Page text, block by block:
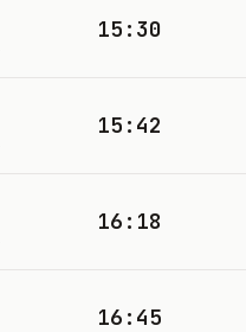
15:30
15:42
16:18
16:45